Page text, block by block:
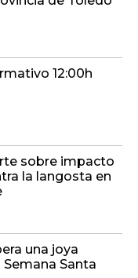
12:00h
sobre impacto
la langosta en
una joya
Santa